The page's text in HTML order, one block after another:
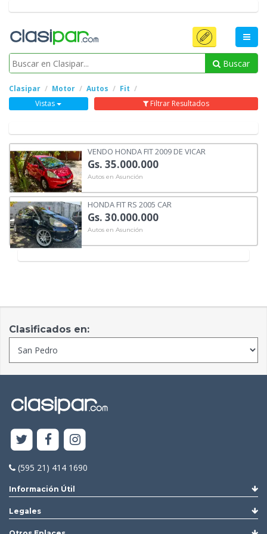
Buscar
Clasipar Motor Autos
Fit
Vistas
Filtrar Resultados
VENDO HONDA FIT 2009 DE VICAR
Gs. 35.000.000
Autos en Asunción
HONDA FIT RS 2005 CAR
Gs. 30.000.000
Autos en Asunción
Clasificados en:
(595 21) 414 1690
Información Útil
Legales